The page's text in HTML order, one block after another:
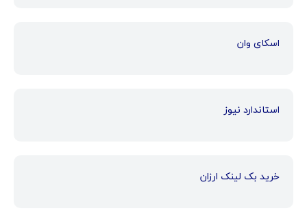
اسکای وان
استاندارد نیوز
خرید بک لینک ارزان